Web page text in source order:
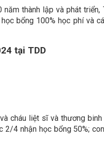
thành lập và phát
bổng 100% học phí và
tại TDD
cháu liệt sĩ và thương
2/4 nhận học bổng 50%;